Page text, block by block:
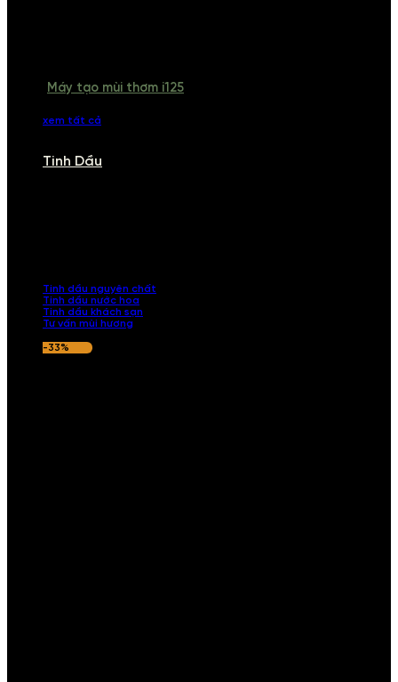
Máy tạo mùi thơm i125
xem tất cả
Tinh Dầu
Tinh dầu nguyên chất
Tinh dầu nước hoa
Tinh dầu khách sạn
Tư vấn mùi hương
-33%